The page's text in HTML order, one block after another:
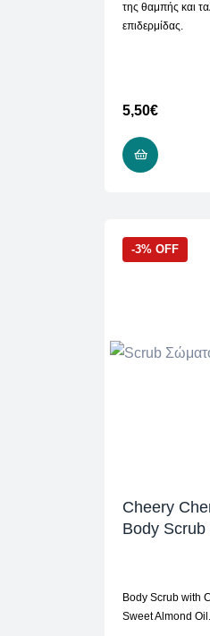
της θαμπής και
επιδερμίδας.
5,50€
-3% OFF
Cheery
Body Scrub
Body Scrub with
Sweet Almond Oil.